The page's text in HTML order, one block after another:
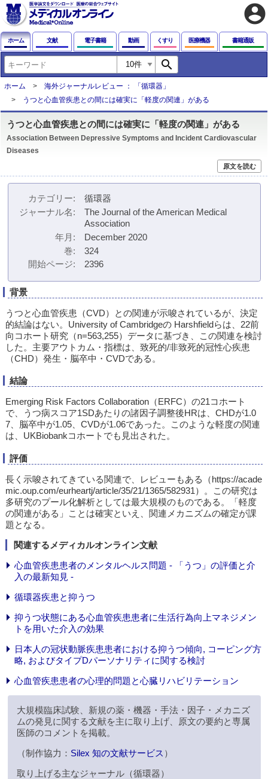
account_circle
ホーム 文献 電子書籍 動画 くすり 医療機器 書籍通販
search
ホーム
海外ジャーナルレビュー ： 「循環器」
うつと心血管疾患との間には確実に「軽度の関連」がある
うつと心血管疾患との間には確実に「軽度の関連」がある
Association Between Depressive Symptoms and Incident Cardiovascular
Diseases
原文を読む
カテゴリー
循環器
ジャーナル名
The Journal of the American Medical
Association
年月
December 2020
巻
324
開始ページ
2396
背景
うつと心血管疾患（CVD）との関連が示唆されているが、決定
的結論はない。University of Cambridgeの Harshfieldらは、22前
向コホート研究（n=563,255）データに基づき、この関連を検討
した。主要アウトカム・指標は、致死的/非致死的冠性心疾患
（CHD）発生・脳卒中・CVDである。
結論
Emerging Risk Factors Collaboration（ERFC）の21コホート
で、うつ病スコア1SDあたりの諸因子調整後HRは、CHDが1.0
7、脳卒中が1.05、CVDが1.06であった。このような軽度の関連
は、UKBiobankコホートでも見出された。
評価
長く示唆されてきている関連で、レビューもある（https://acade
mic.oup.com/eurheartj/article/35/21/1365/582931）。この研究は
多研究のプール化解析としては最大規模のものである。「軽度
の関連がある」ことは確実といえ、関連メカニズムの確定が課
題となる。
関連するメディカルオンライン文献
心血管疾患患者のメンタルヘルス問題 - 「うつ」の評価と介
入の最新知見 -
循環器疾患と抑うつ
抑うつ状態にある心血管疾患患者に生活行為向上マネジメン
トを用いた介入の効果
日本人の冠状動脈疾患患者における抑うつ傾向, コーピング方
略, およびタイプDパーソナリティに関する検討
心血管疾患患者の心理的問題と心臓リハビリテーション
大規模臨床試験、新規の薬・機器・手法・因子・メカニズ
ムの発見に関する文献を主に取り上げ、原文の要約と専属
医師のコメントを掲載。
（制作協力： Silex 知の文献サービス ）
取り上げる主なジャーナル（循環器）